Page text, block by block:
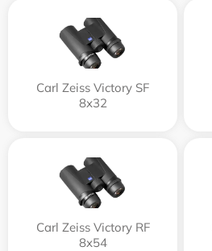
Carl Zeiss Victory SF
8x32
Carl Zeiss Victory RF
8x54